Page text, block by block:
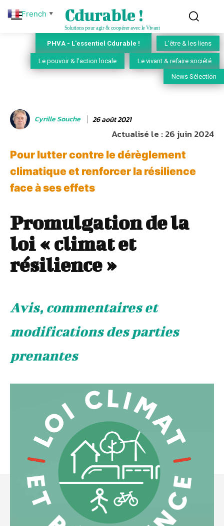
Cdurable !
Solutions pour agir & coopérer avec le Vivant
PHVA - L'essentiel Cdurable ! L'être & les liens
Le pouvoir & l'action locale Le vivant & refaire société
News Sélection
Cyrille Souche 26 août 2021
Actualisé le :26 juin 2024
Pour lutter contre le dérèglement
climatique et renforcer la résilience
face à ses effets
Promulgation de la
loi « climat et
résilience »
Avis, commentaires et
modifications des parties
prenantes
French ▼